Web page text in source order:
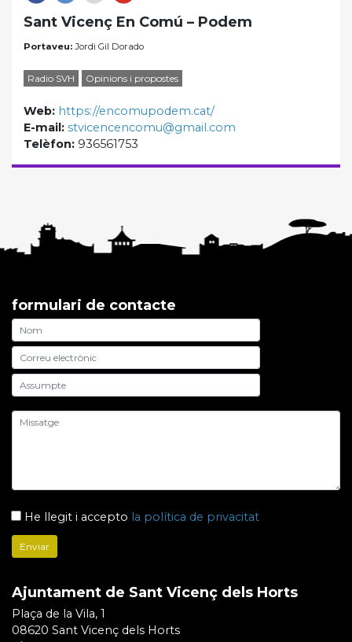
Sant Vicenç En Comú – Podem
Portaveu: Jordi Gil Dorado
Radio SVH Opinions i propostes
Web: https://encomupodem.cat/
E-mail: stvicencencomu@gmail.com
Telèfon: 936561753
formulari de contacte
He llegit i accepto la política de privacitat
Ajuntament de Sant Vicenç dels Horts
Plaça de la Vila, 1
08620 Sant Vicenç dels Horts